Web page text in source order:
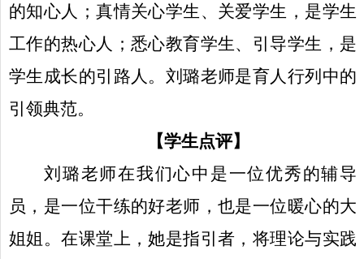
的知心人；真情关心学生、关爱学生，是学生
工作的热心人；悉心教育学生、引导学生，是
学生成长的引路人。刘璐老师是育人行列中的
引领典范。
【学生点评】
刘璐老师在我们心中是一位优秀的辅导
员，是一位干练的好老师，也是一位暖心的大
姐姐。在课堂上，她是指引者，将理论与实践